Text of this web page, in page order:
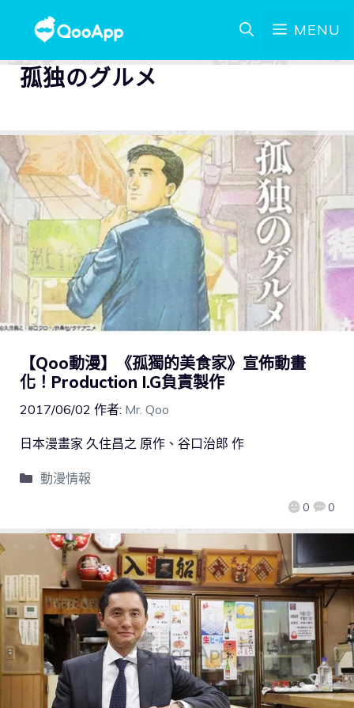
MENU
孤独のグルメ
【Qoo動漫】《孤獨的美食家》宣佈動畫
化！Production I.G負責製作
2017/06/02 作者: Mr. Qoo
0 0
日本漫畫家 久住昌之 原作、谷口治郎 作
動漫情報